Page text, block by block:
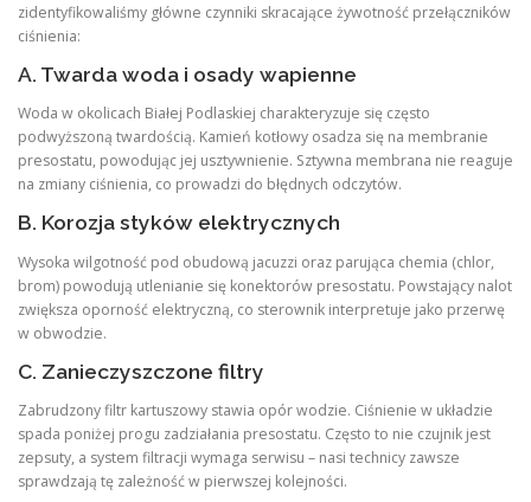
zidentyfikowaliśmy główne czynniki skracające żywotność przełączników
ciśnienia:
A. Twarda woda i osady wapienne
Woda w okolicach Białej Podlaskiej charakteryzuje się często
podwyższoną twardością. Kamień kotłowy osadza się na membranie
presostatu, powodując jej usztywnienie. Sztywna membrana nie reaguje
na zmiany ciśnienia, co prowadzi do błędnych odczytów.
B. Korozja styków elektrycznych
Wysoka wilgotność pod obudową jacuzzi oraz parująca chemia (chlor,
brom) powodują utlenianie się konektorów presostatu. Powstający nalot
zwiększa oporność elektryczną, co sterownik interpretuje jako przerwę
w obwodzie.
C. Zanieczyszczone filtry
Zabrudzony filtr kartuszowy stawia opór wodzie. Ciśnienie w układzie
spada poniżej progu zadziałania presostatu. Często to nie czujnik jest
zepsuty, a system filtracji wymaga serwisu – nasi technicy zawsze
sprawdzają tę zależność w pierwszej kolejności.